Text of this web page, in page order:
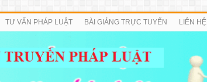
TƯ VẤN PHÁP LUẬT BÀI GIẢNG TRỰC TUYẾN LIÊN HỆ